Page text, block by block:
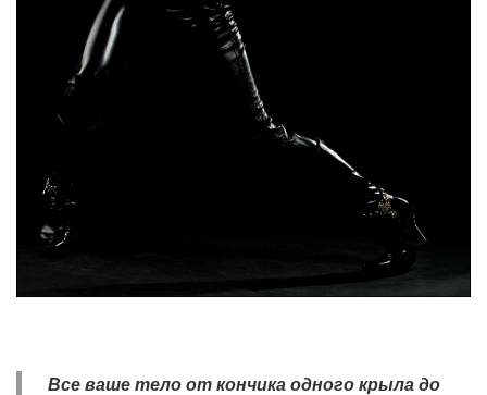
Все ваше тело от кончика одного крыла до